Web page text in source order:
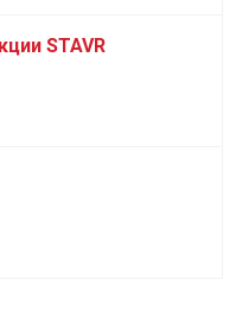
STAVR